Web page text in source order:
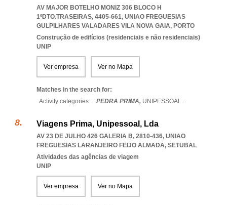
AV MAJOR BOTELHO MONIZ 306 BLOCO H
1ºDTO.TRASEIRAS, 4405-661, UNIAO FREGUESIAS
GULPILHARES VALADARES VILA NOVA GAIA, PORTO
Construção de edifícios (residenciais e não residenciais)
UNIP
Ver empresa Ver no Mapa
Matches in the search for:
Activity categories: ...PEDRA PRIMA, UNIPESSOAL...
Viagens Prima, Unipessoal, Lda
AV 23 DE JULHO 426 GALERIA B, 2810-436, UNIAO
FREGUESIAS LARANJEIRO FEIJO ALMADA, SETUBAL
Atividades das agências de viagem
UNIP
Ver empresa Ver no Mapa